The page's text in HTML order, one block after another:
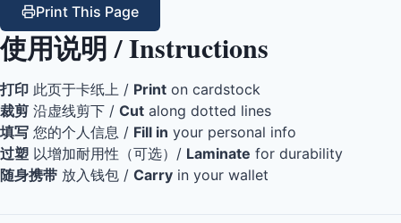
Print This Page
使用说明 / Instructions
打印 此页于卡纸上 / Print on cardstock
裁剪 沿虚线剪下 / Cut along dotted lines
填写 您的个人信息 / Fill in your personal info
过塑 以增加耐用性（可选）/ Laminate for durability
随身携带 放入钱包 / Carry in your wallet